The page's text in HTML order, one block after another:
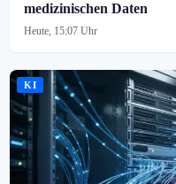
medizinischen Daten
Heute, 15:07 Uhr
KI